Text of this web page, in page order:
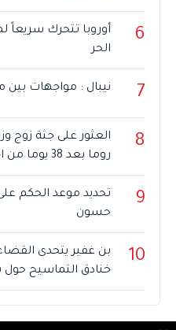
6
أوروبا تتحرك سريعاً
الحر
7 نيبال : مواجهات
8
العثور على جثة زوج
روما بعد 38 يوما من اختفائه
9
تحديد موعد الحكم
حسون
10
بن غفير يتحدى
خنادق التماسيح